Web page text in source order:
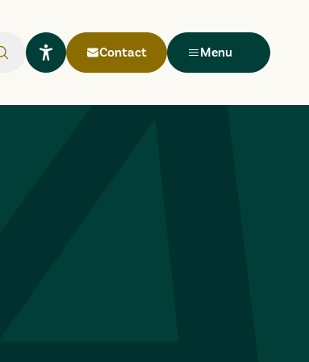
Rechercher
Ouvrir le widget Lisio
Contact Menu